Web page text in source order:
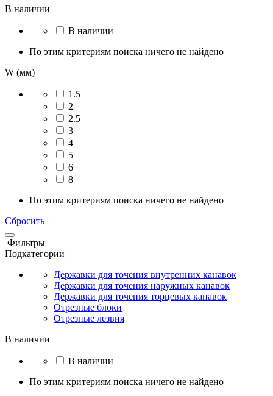
В наличии
В наличии
По этим критериям поиска ничего не найдено
W (мм)
1.5
2
2.5
3
4
5
6
8
По этим критериям поиска ничего не найдено
Сбросить
Фильтры
Подкатегории
Державки для точения внутренних канавок
Державки для точения наружных канавок
Державки для точения торцевых канавок
Отрезные блоки
Отрезные лезвия
В наличии
В наличии
По этим критериям поиска ничего не найдено